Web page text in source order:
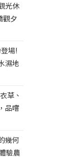
光休
觀夕
場!
濕地
草、
品嚐
幾何
驗農